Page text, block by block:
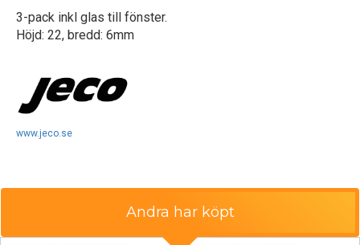
3-pack inkl glas till fönster.
Höjd: 22, bredd: 6mm
www.jeco.se
Andra har köpt